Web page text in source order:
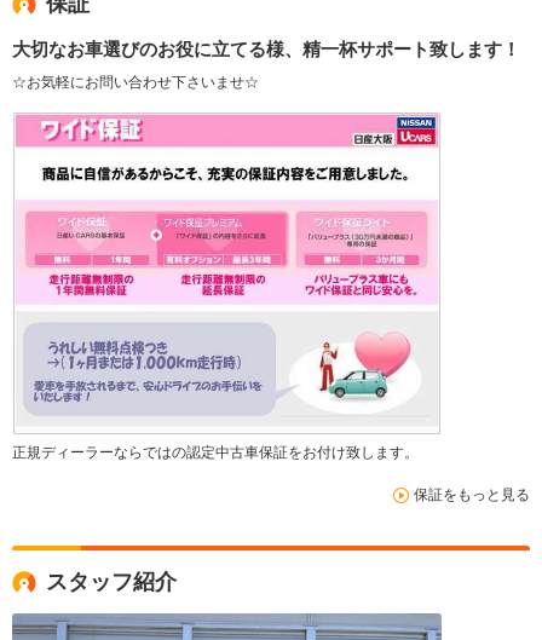
大切なお車選びのお役に立てる様、精一杯サポート致します！
☆お気軽にお問い合わせ下さいませ☆
正規ディーラーならではの認定中古車保証をお付け致します。
保証をもっと見る
スタッフ紹介